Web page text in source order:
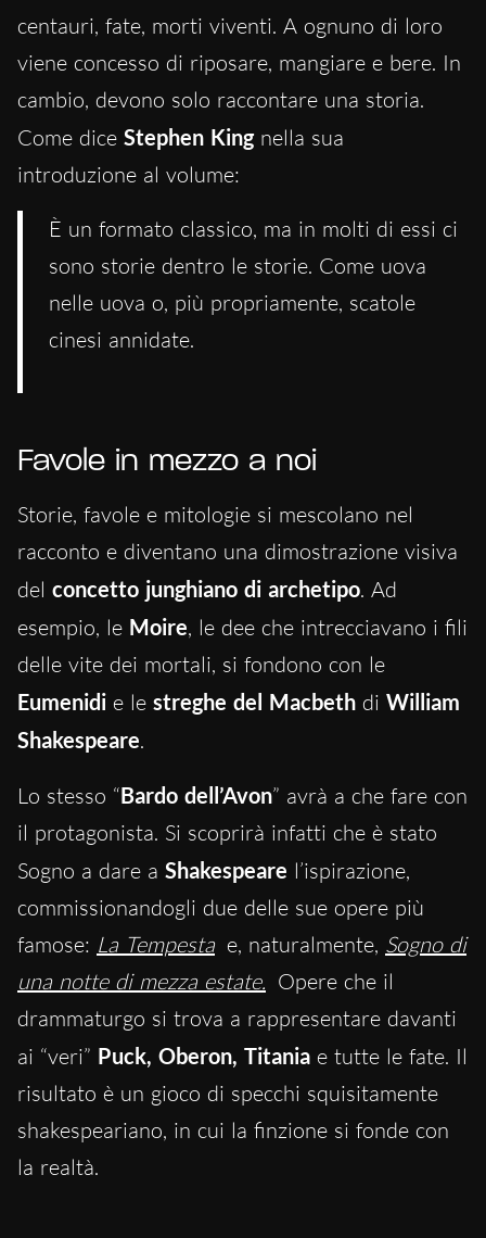
centauri, fate, morti viventi. A ognuno di loro
viene concesso di riposare, mangiare e bere. In
cambio, devono solo raccontare una storia.
Come dice Stephen Kingnella sua
introduzione al volume:
È un formato classico, ma in molti di essi ci
sono storie dentro le storie. Come uova
nelle uova o, più propriamente, scatole
cinesi annidate.
Favole in mezzo a noi
Storie, favole e mitologie si mescolano nel
racconto e diventano una dimostrazione visiva
del concetto junghiano di archetipo. Ad
esempio, le Moire, le dee che intrecciavano i fili
delle vite dei mortali, si fondono con le
Eumenidi e le streghe del Macbeth di William
Shakespeare.
Lo stesso “Bardo dell’Avon” avrà a che fare con
il protagonista. Si scoprirà infatti che è stato
Sogno a dare a Shakespeare l’ispirazione,
commissionandogli due delle sue opere più
famose: La Tempesta e, naturalmente, Sogno di
una notte di mezza estate. Opere che il
drammaturgo si trova a rappresentare davanti
ai “veri” Puck, Oberon, Titania e tutte le fate. Il
risultato è un gioco di specchi squisitamente
shakespeariano, in cui la finzione si fonde con
la realtà.